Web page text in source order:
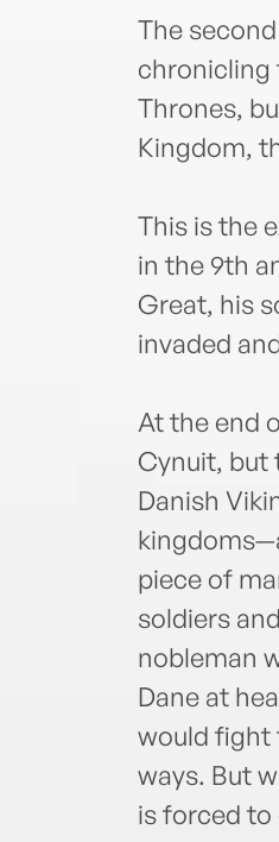
The
chronicling
Thrones,
Kingdom,
This is the
in the 9th
Great, his
invaded
At the end
Cynuit, but
Danish
piece of
soldiers
nobleman
Dane at
would fight
ways. But
is forced to